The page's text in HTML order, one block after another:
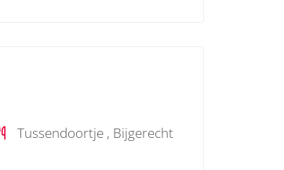
Tussendoortje , Bijgerecht